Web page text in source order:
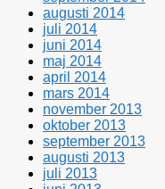
augusti 2014
juli 2014
juni 2014
maj 2014
april 2014
mars 2014
november 2013
oktober 2013
september 2013
augusti 2013
juli 2013